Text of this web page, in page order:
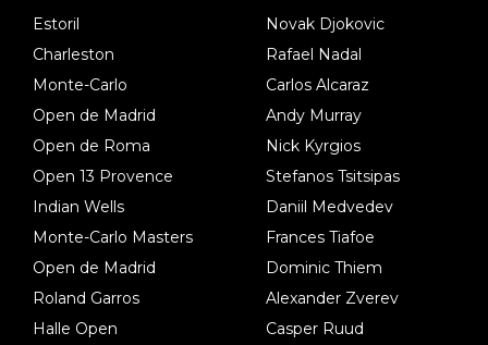
Estoril
Charleston
Monte-Carlo
Open de Madrid
Open de Roma
Open 13 Provence
Indian Wells
Monte-Carlo Masters
Open de Madrid
Roland Garros
Halle Open
Novak Djokovic
Rafael Nadal
Carlos Alcaraz
Andy Murray
Nick Kyrgios
Stefanos Tsitsipas
Daniil Medvedev
Frances Tiafoe
Dominic Thiem
Alexander Zverev
Casper Ruud